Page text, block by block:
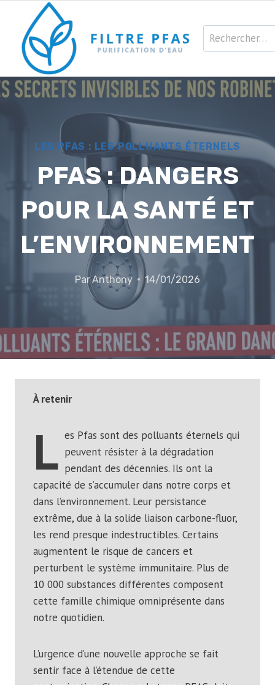
contenu
Rechercher :
LES PFAS : LES POLLUANTS ÉTERNELS
PFAS : DANGERS
POUR LA SANTÉ ET
L’ENVIRONNEMENT
ParAnthony 14/01/2026
À retenir
L es Pfas sont des polluants éternels qui
peuvent résister à la dégradation
pendant des décennies. Ils ont la
capacité de s’accumuler dans notre corps et
dans l’environnement. Leur persistance
extrême, due à la solide liaison carbone-fluor,
les rend presque indestructibles. Certains
augmentent le risque de cancers et
perturbent le système immunitaire. Plus de
10 000 substances différentes composent
cette famille chimique omniprésente dans
notre quotidien.
L’urgence d’une nouvelle approche se fait
sentir face à l’étendue de cette